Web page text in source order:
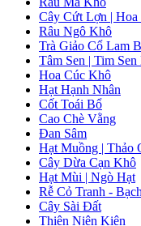
Cây Cứt Lợn | Hoa
Râu Ngô Khô
Trà Giảo Cổ Lam
Tâm Sen | Tim
Hoa Cúc Khô
Hạt Hạnh Nhân
Cốt Toái Bổ
Cao Chè Vằng
Đan Sâm
Hạt Muồng | Thảo
Cây Dừa Cạn Khô
Hạt Mùi | Ngò Hạt
Rễ Cỏ Tranh -
Cây Sài Đất
Thiên Niên Kiện